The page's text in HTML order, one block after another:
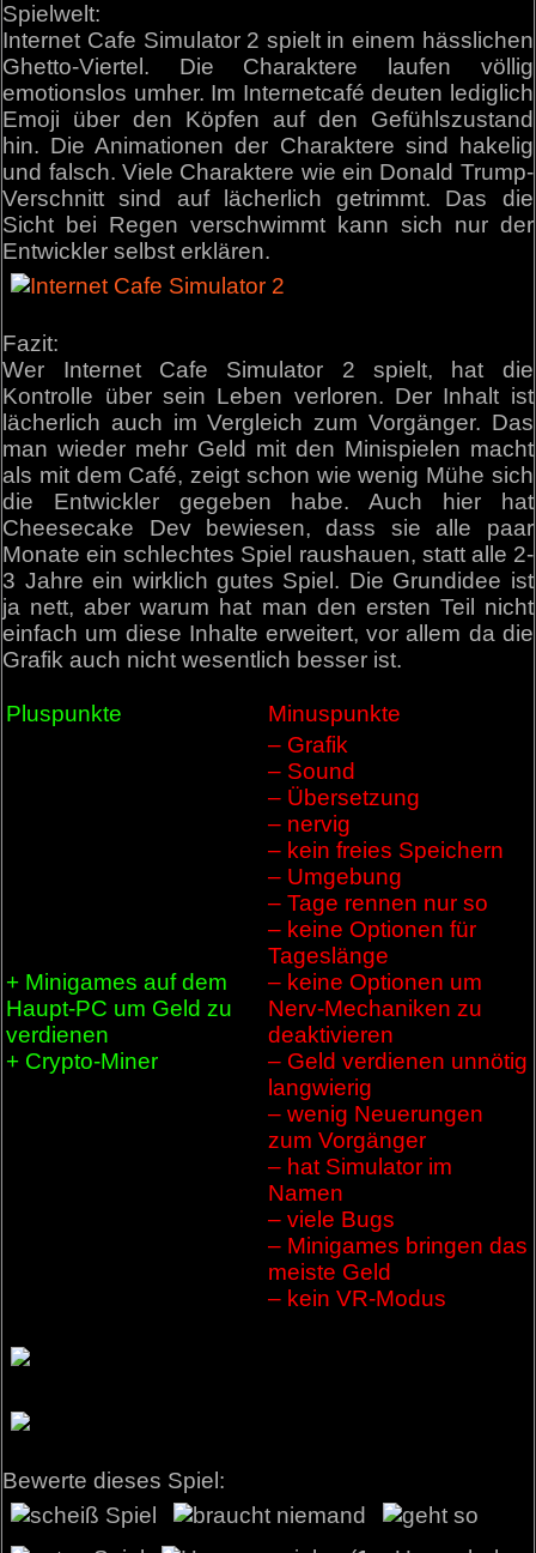
Spielwelt:
Internet Cafe Simulator 2 spielt in einem hässlichen
Ghetto-Viertel. Die Charaktere laufen völlig
emotionslos umher. Im Internetcafé deuten lediglich
Emoji über den Köpfen auf den Gefühlszustand
hin. Die Animationen der Charaktere sind hakelig
und falsch. Viele Charaktere wie ein Donald Trump-
Verschnitt sind auf lächerlich getrimmt. Das die
Sicht bei Regen verschwimmt kann sich nur der
Entwickler selbst erklären.
Fazit:
Wer Internet Cafe Simulator 2 spielt, hat die
Kontrolle über sein Leben verloren. Der Inhalt ist
lächerlich auch im Vergleich zum Vorgänger. Das
man wieder mehr Geld mit den Minispielen macht
als mit dem Café, zeigt schon wie wenig Mühe sich
die Entwickler gegeben habe. Auch hier hat
Cheesecake Dev bewiesen, dass sie alle paar
Monate ein schlechtes Spiel raushauen, statt alle 2-
3 Jahre ein wirklich gutes Spiel. Die Grundidee ist
ja nett, aber warum hat man den ersten Teil nicht
einfach um diese Inhalte erweitert, vor allem da die
Grafik auch nicht wesentlich besser ist.
Pluspunkte Minuspunkte
+ Minigames auf dem
Haupt-PC um Geld zu
verdienen
+ Crypto-Miner
– Grafik
– Sound
– Übersetzung
– nervig
– kein freies Speichern
– Umgebung
– Tage rennen nur so
– keine Optionen für
Tageslänge
– keine Optionen um
Nerv-Mechaniken zu
deaktivieren
– Geld verdienen unnötig
langwierig
– wenig Neuerungen
zum Vorgänger
– hat Simulator im
Namen
– viele Bugs
– Minigames bringen das
meiste Geld
– kein VR-Modus
Bewerte dieses Spiel: